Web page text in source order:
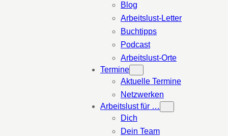
Blog
Arbeitslust-Letter
Buchtipps
Podcast
Arbeitslust-Orte
Termine
Aktuelle Termine
Netzwerken
Arbeitslust für …
Dich
Dein Team